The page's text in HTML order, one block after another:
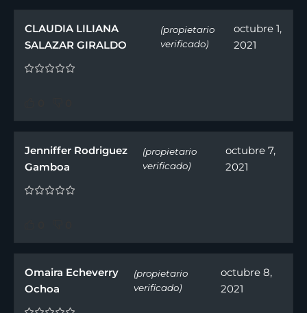
CLAUDIA LILIANA
SALAZAR GIRALDO
(propietario
verificado)
octubre 1,
2021
Jenniffer Rodriguez
Gamboa
(propietario
verificado)
octubre 7,
2021
Omaira Echeverry
Ochoa
(propietario
verificado)
octubre 8,
2021